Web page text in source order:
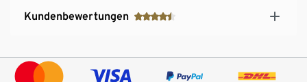
Kundenbewertungen